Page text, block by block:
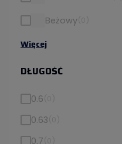
Beżowy
Więcej
DŁUGOŚĆ
0.6
0.63
0.7